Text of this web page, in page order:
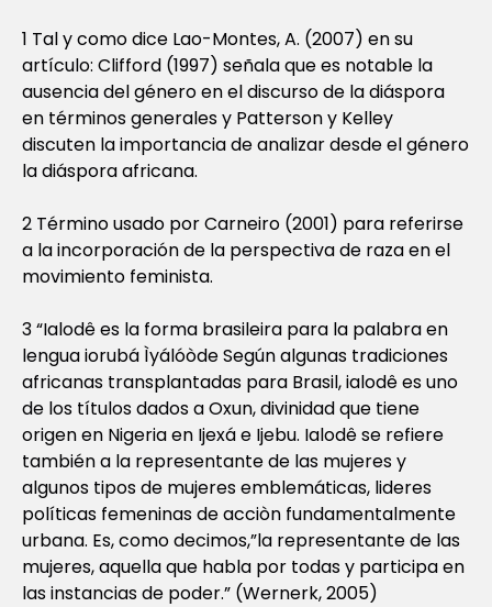
1 Tal y como dice Lao-Montes, A. (2007) en su
artículo: Clifford (1997) señala que es notable la
ausencia del género en el discurso de la diáspora
en términos generales y Patterson y Kelley
discuten la importancia de analizar desde el género
la diáspora africana.
2 Término usado por Carneiro (2001) para referirse
a la incorporación de la perspectiva de raza en el
movimiento feminista.
3 “Ialodê es la forma brasileira para la palabra en
lengua iorubá Ìyálóòde Según algunas tradiciones
africanas transplantadas para Brasil, ialodê es uno
de los títulos dados a Oxun, divinidad que tiene
origen en Nigeria en Ijexá e Ijebu. Ialodê se refiere
también a la representante de las mujeres y
algunos tipos de mujeres emblemáticas, lideres
políticas femeninas de acciòn fundamentalmente
urbana. Es, como decimos,”la representante de las
mujeres, aquella que habla por todas y participa en
las instancias de poder.” (Wernerk, 2005)